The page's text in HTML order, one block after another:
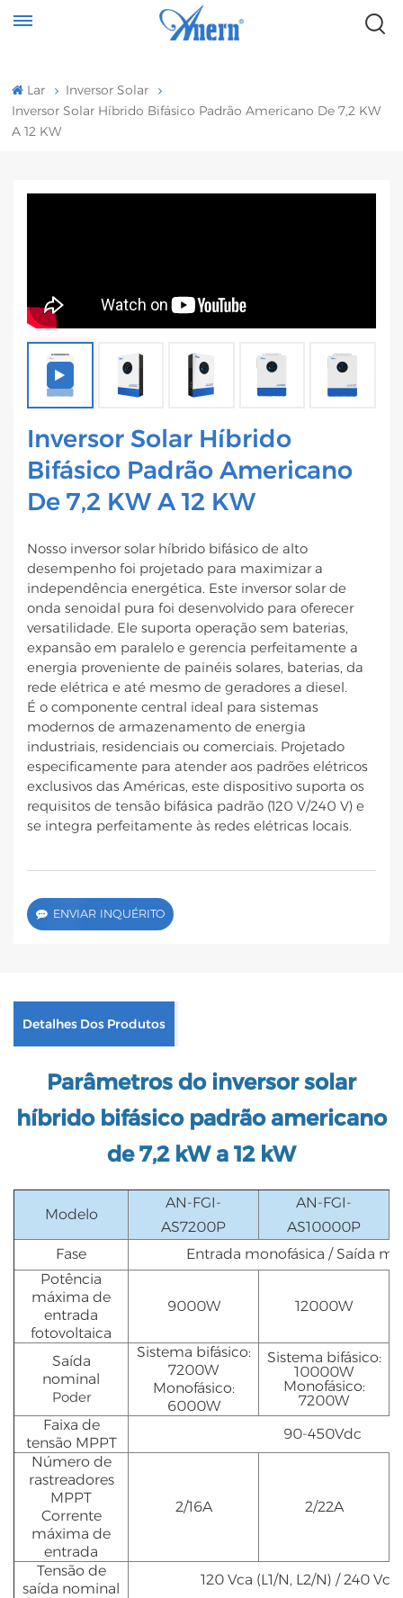
Lar
Inversor Solar
Inversor Solar Híbrido Bifásico Padrão Americano De 7,2 KW
A 12 KW
Inversor Solar Híbrido
Bifásico Padrão Americano
De 7,2 KW A 12 KW
Nosso inversor solar híbrido bifásico de alto
desempenho foi projetado para maximizar a
independência energética. Este inversor solar de
onda senoidal pura foi desenvolvido para oferecer
versatilidade. Ele suporta operação sem baterias,
expansão em paralelo e gerencia perfeitamente a
energia proveniente de painéis solares, baterias, da
rede elétrica e até mesmo de geradores a diesel.
É o componente central ideal para sistemas
modernos de armazenamento de energia
industriais, residenciais ou comerciais. Projetado
especificamente para atender aos padrões elétricos
exclusivos das Américas, este dispositivo suporta os
requisitos de tensão bifásica padrão (120 V/240 V) e
se integra perfeitamente às redes elétricas locais.
ENVIAR INQUÉRITO
Detalhes Dos Produtos
Parâmetros do inversor solar
híbrido bifásico padrão americano
de 7,2 kW a 12 kW
Modelo
AN-FGI-
AS7200P
AN-FGI-
AS10000P
Fase
Entrada monofásica / Saída
Potência
máxima de
entrada
fotovoltaica
9000W 12000W
Saída
nominal
Poder
Sistema bifásico:
7200W
Monofásico:
6000W
Sistema bifásico:
10000W
Monofásico:
7200W
Faixa de
tensão MPPT
90-450Vdc
Número de
rastreadores
MPPT
Corrente
máxima de
entrada
2/16A 2/22A
Tensão de
saída nominal
120 Vca (L1/N, L2/N) / 240 Vca